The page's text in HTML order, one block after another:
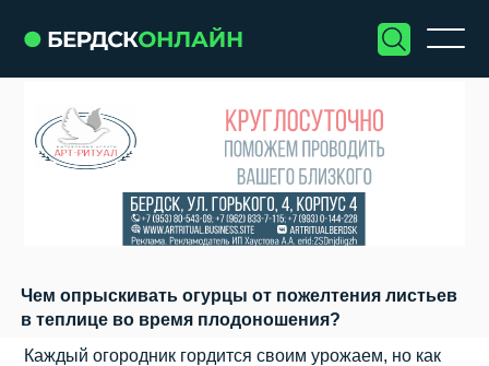
Чем опрыскивать огурцы от пожелтения листьев
в теплице во время плодоношения?
Каждый огородник гордится своим урожаем, но как